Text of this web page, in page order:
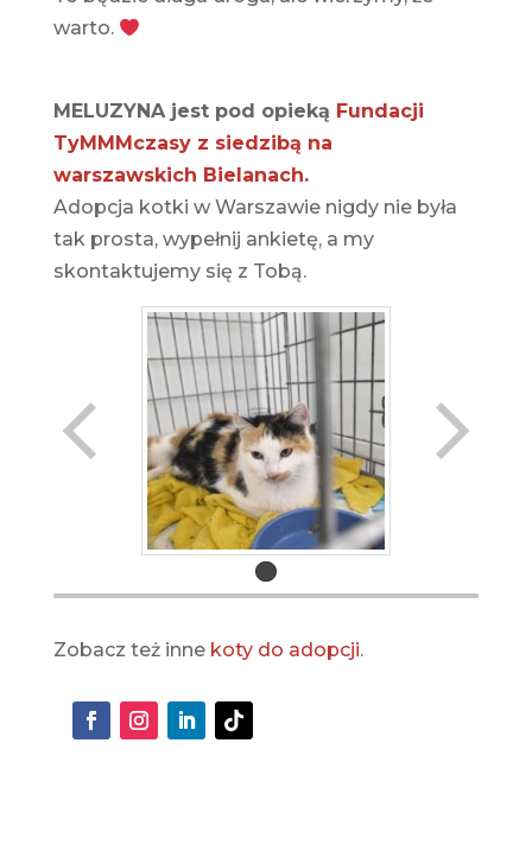
warto.
MELUZYNA jest pod opieką Fundacji
TyMMMczasy z siedzibą na
warszawskich Bielanach.
Adopcja kotki w Warszawie nigdy nie była
tak prosta, wypełnij ankietę, a my
skontaktujemy się z Tobą.
Zobacz też inne koty do adopcji.